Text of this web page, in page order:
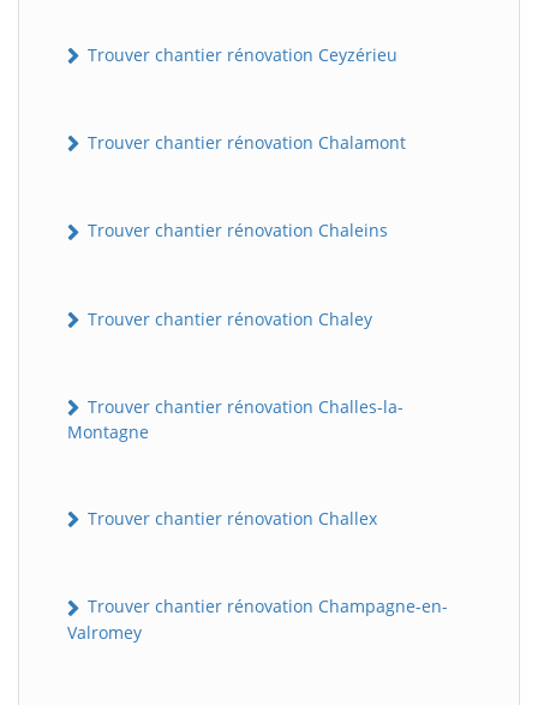
Trouver chantier rénovation Ceyzérieu
Trouver chantier rénovation Chalamont
Trouver chantier rénovation Chaleins
Trouver chantier rénovation Chaley
Trouver chantier rénovation Challes-la-
Montagne
Trouver chantier rénovation Challex
Trouver chantier rénovation Champagne-en-
Valromey